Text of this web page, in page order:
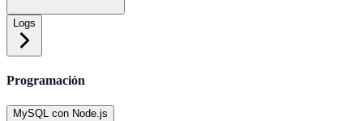
Logs
Programación
MySQL con Node.js